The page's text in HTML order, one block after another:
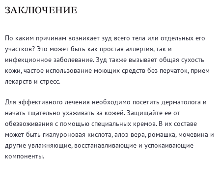
ЗАКЛЮЧЕНИЕ
По каким причинам возникает зуд всего тела или отдельных его
участков? Это может быть как простая аллергия, так и
инфекционное заболевание. Зуд также вызывает общая сухость
кожи, частое использование моющих средств без перчаток, прием
лекарств и стресс.
Для эффективного лечения необходимо посетить дерматолога и
начать тщательно ухаживать за кожей. Защищайте ее от
обезвоживания с помощью специальных кремов. В их составе
может быть гиалуроновая кислота, алоэ вера, ромашка, мочевина и
другие увлажняющие, восстанавливающие и успокаивающие
компоненты.